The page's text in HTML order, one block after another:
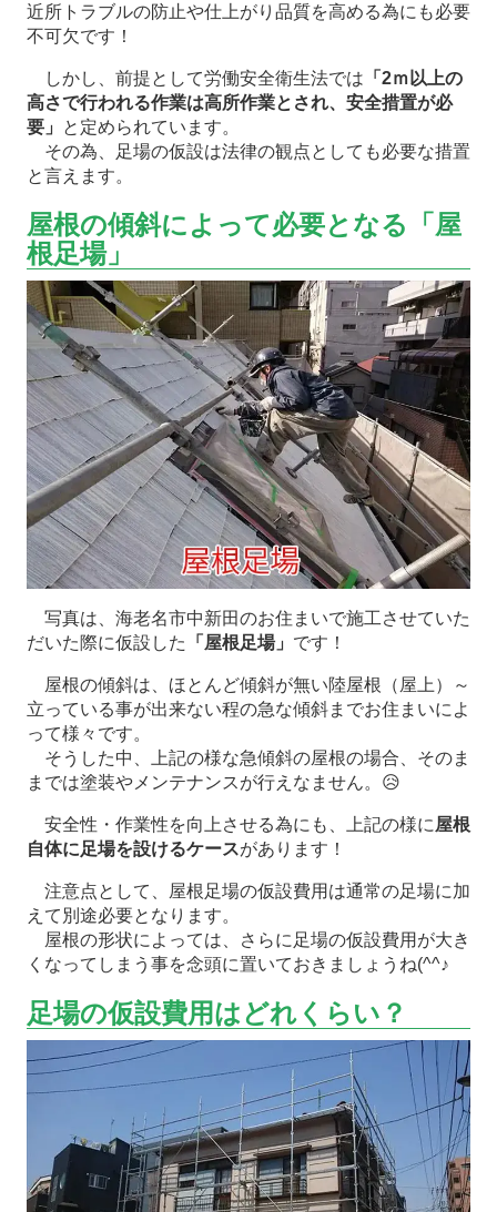
近所トラブルの防止や仕上がり品質を高める為にも必要
不可欠です！
しかし、前提として労働安全衛生法では 「2ｍ以上の
高さで行われる作業は高所作業とされ、安全措置が必
要」
と定められています。
その為、足場の仮設は法律の観点としても必要な措置
と言えます。
屋根の傾斜によって必要となる「屋
根足場」
写真は、海老名市中新田のお住まいで施工させていた
だいた際に仮設した
「屋根足場」 です！
屋根の傾斜は、ほとんど傾斜が無い陸屋根（屋上）～
立っている事が出来ない程の急な傾斜までお住まいによ
って様々です。
そうした中、上記の様な急傾斜の屋根の場合、そのま
までは塗装やメンテナンスが行えなません。😥
安全性・作業性を向上させる為にも、上記の様に屋根
自体に足場を設けるケースがあります！
注意点として、屋根足場の仮設費用は通常の足場に加
えて別途必要となります。
屋根の形状によっては、さらに足場の仮設費用が大き
くなってしまう事を念頭に置いておきましょうね(^^♪
足場の仮設費用はどれくらい？